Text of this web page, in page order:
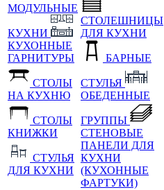
МОДУЛЬНЫЕ
КУХНИ
КУХОННЫЕ
ГАРНИТУРЫ
СТОЛЫ
НА КУХНЮ
СТОЛЫ
КНИЖКИ
СТУЛЬЯ
ДЛЯ КУХНИ
СТОЛЕШНИЦЫ
ДЛЯ КУХНИ
БАРНЫЕ
СТУЛЬЯ
ОБЕДЕННЫЕ
ГРУППЫ
СТЕНОВЫЕ
ПАНЕЛИ ДЛЯ
КУХНИ
(КУХОННЫЕ
ФАРТУКИ)